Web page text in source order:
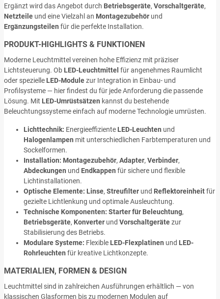
Ergänzt wird das Angebot durch Betriebsgeräte, Vorschaltgeräte,
Netzteile und eine Vielzahl an Montagezubehör und
Ergänzungsteilen für die perfekte Installation.
PRODUKT-HIGHLIGHTS & FUNKTIONEN
Moderne Leuchtmittel vereinen hohe Effizienz mit präziser
Lichtsteuerung. Ob LED-Leuchtmittel für angenehmes Raumlicht
oder spezielle LED-Modulezur Integration in Einbau- und
Profilsysteme — hier findest du für jede Anforderung die passende
Lösung. Mit LED-Umrüstsätzen kannst du bestehende
Beleuchtungssysteme einfach auf moderne Technologie umrüsten.
Lichttechnik: Energieeffiziente LED-Leuchten und
Halogenlampen mit unterschiedlichen Farbtemperaturen und
Sockelformen.
Installation: Montagezubehör, Adapter, Verbinder,
Abdeckungen und Endkappen für sichere und flexible
Lichtinstallationen.
Optische Elemente: Linse, Streufilter und Reflektoreinheitfür
gezielte Lichtlenkung und optimale Ausleuchtung.
Technische Komponenten: Starter für Beleuchtung,
Betriebsgeräte, Konverter und Vorschaltgerätezur
Stabilisierung des Betriebs.
Modulare Systeme: Flexible LED-Flexplatinen und LED-
Rohrleuchten für kreative Lichtkonzepte.
MATERIALIEN, FORMEN & DESIGN
Leuchtmittel sind in zahlreichen Ausführungen erhältlich — von
klassischen Glasformen bis zu modernen Modulen auf